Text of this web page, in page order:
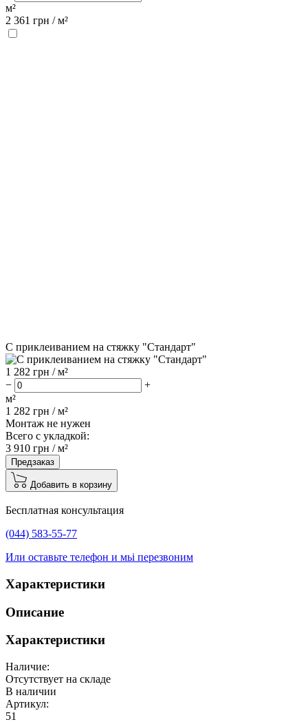
м²
2 361 грн /м²
С приклеиванием на стяжку "Стандарт"
1 282 грн / м²
−
+
м²
1 282 грн /м²
Монтаж не нужен
Всего с укладкой:
3 910 грн /м²
Предзаказ
Добавить в корзину
Бесплатная консультация
(044) 583-55-77
Или оставьте телефон и мьі перезвоним
Характеристики
Описание
Характеристики
Наличие:
Отсутствует на складе
В наличии
Артикул:
51